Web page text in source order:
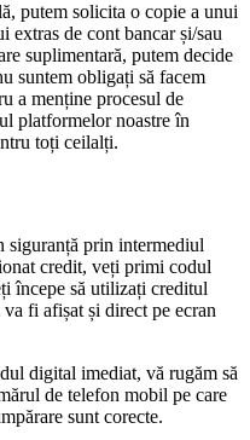
putem solicita o copie a unui
extras de cont bancar și/sau
suplimentară, putem decide
suntem obligați să facem
a menține procesul de
platformelor noastre în
toți ceilalți.
prin intermediul
credit, veți primi codul
începe să utilizați creditul
fi afișat și direct pe ecran
digital imediat, vă rugăm să
de telefon mobil pe care
sunt corecte.